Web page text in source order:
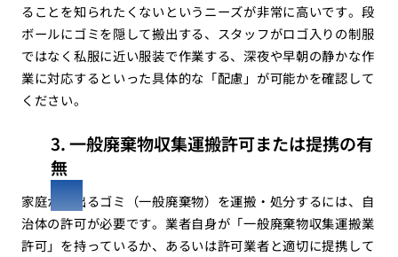
ることを知られたくないというニーズが非常に高いです。段
ボールにゴミを隠して搬出する、スタッフがロゴ入りの制服
ではなく私服に近い服装で作業する、深夜や早朝の静かな作
業に対応するといった具体的な「配慮」が可能かを確認して
ください。
3. 一般廃棄物収集運搬許可または提携の有
無
家庭から出るゴミ（一般廃棄物）を運搬・処分するには、自
治体の許可が必要です。業者自身が「一般廃棄物収集運搬業
許可」を持っているか、あるいは許可業者と適切に提携して